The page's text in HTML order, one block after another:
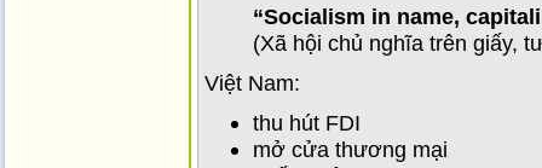
“Socialism in name,
(Xã hội chủ nghĩa trên giấy,
Việt Nam:
thu hút FDI
mở cửa thương mại